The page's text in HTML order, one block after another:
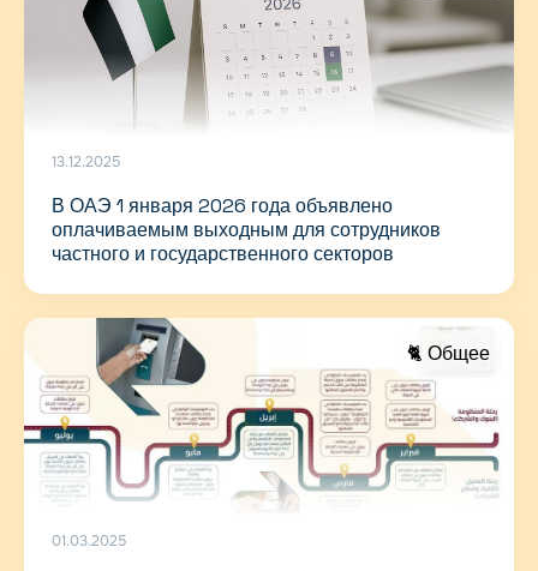
13.12.2025
В ОАЭ 1 января 2026 года объявлено
оплачиваемым выходным для сотрудников
частного и государственного секторов
🐈 Общее
01.03.2025